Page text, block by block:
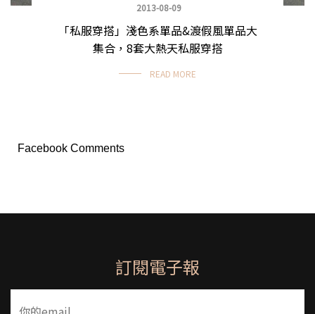
2013-08-09
「私服穿搭」淺色系單品&渡假風單品大
集合，8套大熱天私服穿搭
READ MORE
Facebook Comments
訂閱電子報